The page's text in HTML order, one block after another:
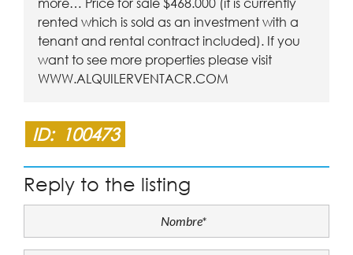
more… Price for sale $468.000 (it is currently
rented which is sold as an investment with a
tenant and rental contract included). If you
want to see more properties please visit
WWW.ALQUILERVENTACR.COM
ID: 100473
Reply to the listing